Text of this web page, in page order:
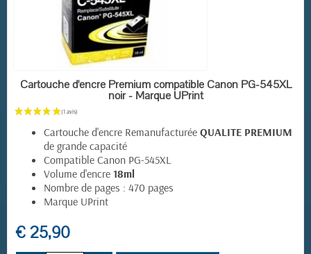
EN STOCK
Cartouche d'encre Premium compatible Canon PG-545XL
noir - Marque UPrint
Cartouche d'encre Remanufacturée QUALITE PREMIUM
de grande capacité
Compatible Canon PG-545XL
Volume d'encre 18ml
Nombre de pages : 470 pages
Marque UPrint
€ 25,90